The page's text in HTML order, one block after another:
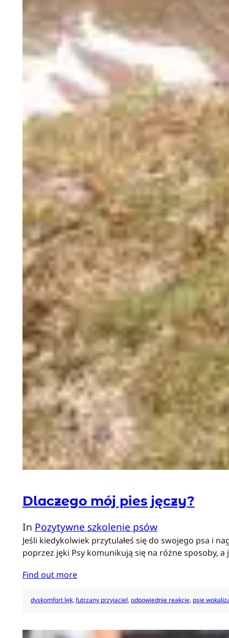
Dlaczego mój pies jęczy?
In Pozytywne szkolenie psów
Jeśli kiedykolwiek przytulałeś się do swojego psa i
poprzez jęki Psy komunikują się na różne sposoby, a
Find out more
dyskomfort lęk, futrzany przyjaciel, odpowiednie reakcje, psie